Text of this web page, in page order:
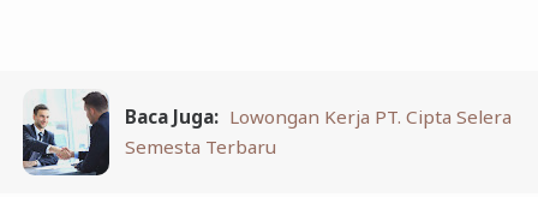
Baca Juga: Lowongan Kerja PT. Cipta Selera
Semesta Terbaru